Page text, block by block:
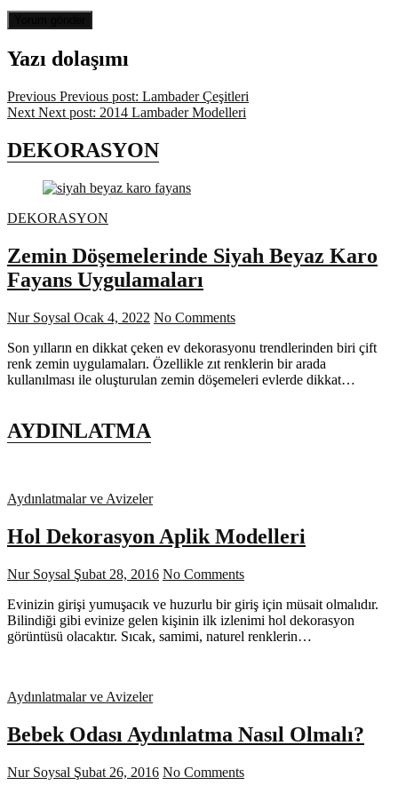
Yazı dolaşımı
Previous Previous post: Lambader Çeşitleri
Next Next post: 2014 Lambader Modelleri
DEKORASYON
DEKORASYON
Zemin Döşemelerinde Siyah Beyaz Karo
Fayans Uygulamaları
Nur Soysal Ocak 4, 2022 No Comments
Son yılların en dikkat çeken ev dekorasyonu trendlerinden biri çift
renk zemin uygulamaları. Özellikle zıt renklerin bir arada
kullanılması ile oluşturulan zemin döşemeleri evlerde dikkat…
AYDINLATMA
Aydınlatmalar ve Avizeler
Hol Dekorasyon Aplik Modelleri
Nur Soysal Şubat 28, 2016 No Comments
Evinizin girişi yumuşacık ve huzurlu bir giriş için müsait olmalıdır.
Bilindiği gibi evinize gelen kişinin ilk izlenimi hol dekorasyon
görüntüsü olacaktır. Sıcak, samimi, naturel renklerin…
Aydınlatmalar ve Avizeler
Bebek Odası Aydınlatma Nasıl Olmalı?
Nur Soysal Şubat 26, 2016 No Comments